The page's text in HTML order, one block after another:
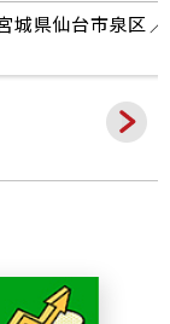
城県仙台市泉区